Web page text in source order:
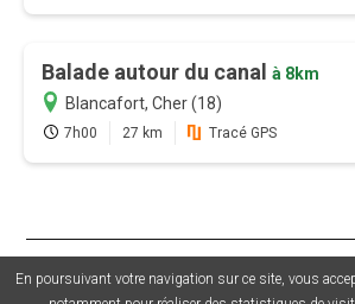
Balade autour du canal
à 8km
Blancafort, Cher (18)
7h00 27 km Tracé GPS
© 2026 Sentiers en France - Tous droits
contractuelles -Mentions légales-CGU- CGV-
En poursuivant votre navigation sur ce site, vous